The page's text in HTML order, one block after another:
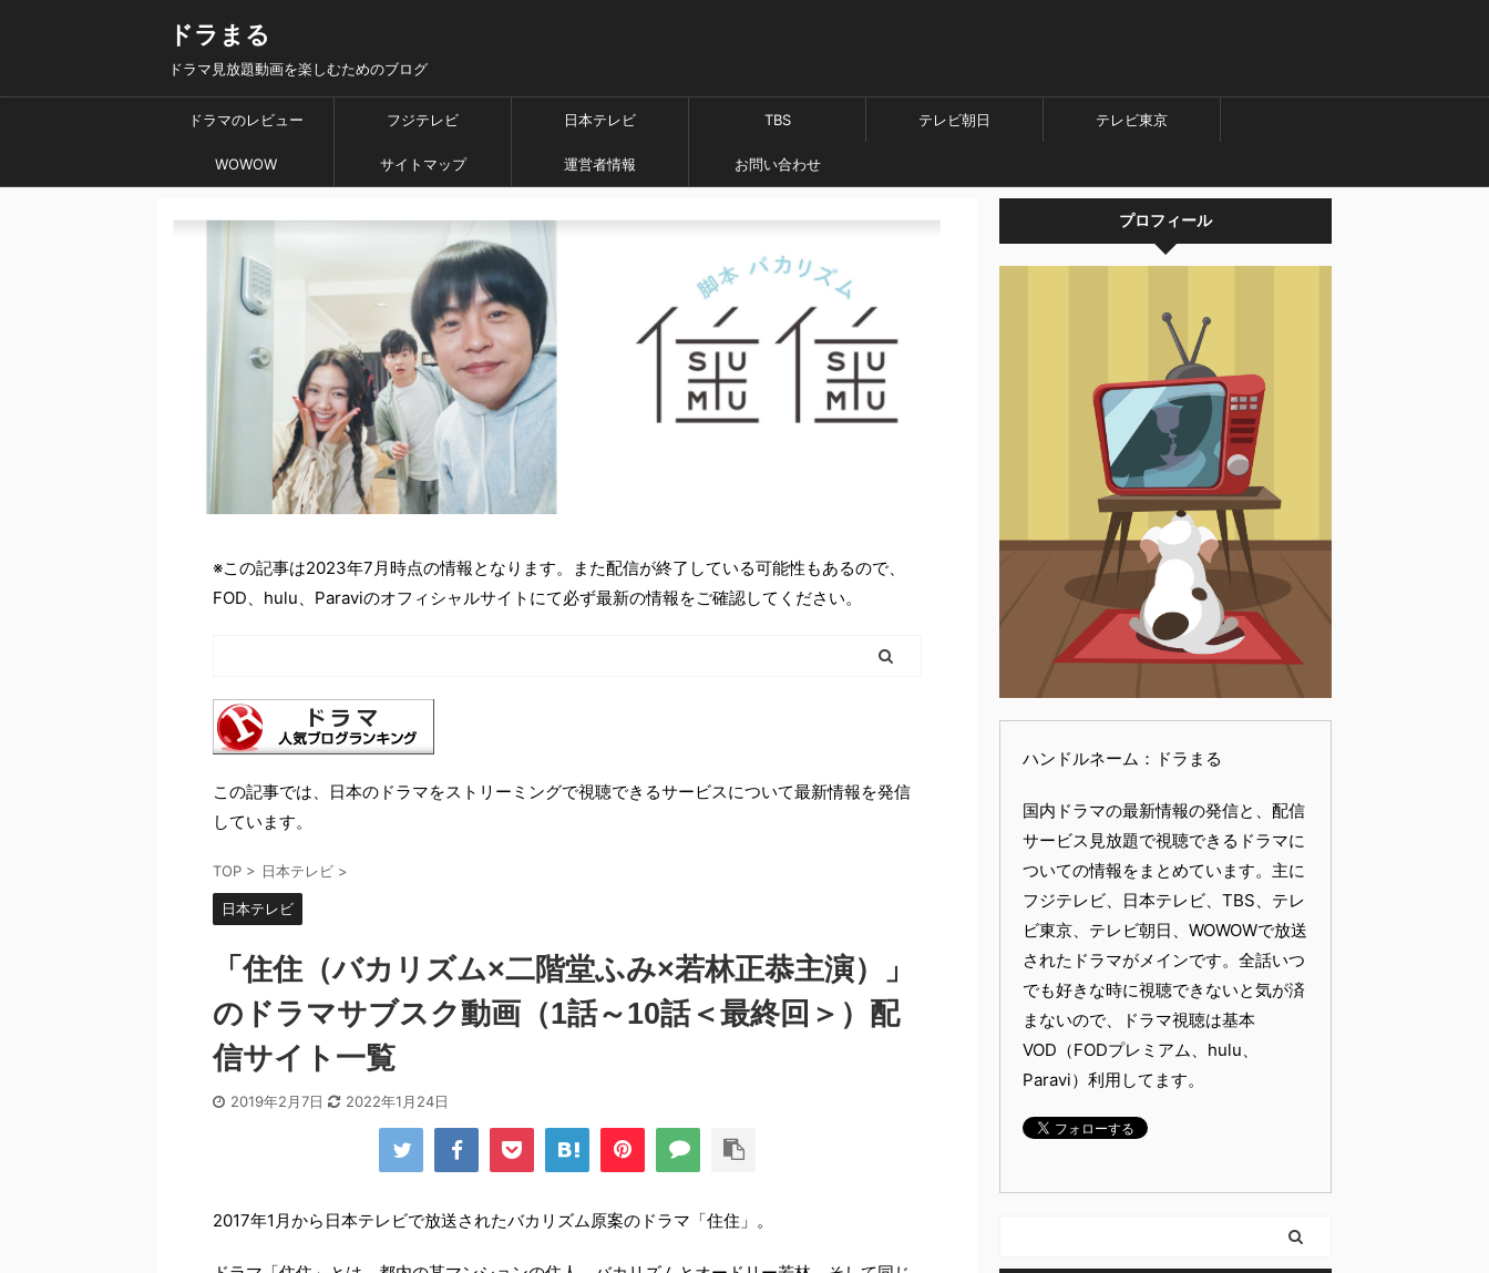
ドラまる
ドラマ見放題動画を楽しむためのブログ
ドラマのレビュー フジテレビ 日本テレビ TBS テレビ朝日 テレビ東京
WOWOW サイトマップ 運営者情報 お問い合わせ
※この記事は2023年7月時点の情報となります。また配信が終了している可能性もあるので、
FOD、hulu、Paraviのオフィシャルサイトにて必ず最新の情報をご確認してください。
この記事では、日本のドラマをストリーミングで視聴できるサービスについて最新情報を発信
しています。
TOP > 日本テレビ >
日本テレビ
「住住（バカリズム×二階堂ふみ×若林正恭主演）」
のドラマサブスク動画（1話～10話＜最終回＞）配
信サイト一覧
2019年2月7日 2022年1月24日
2017年1月から日本テレビで放送されたバカリズム原案のドラマ「住住」。
プロフィール
ハンドルネーム：ドラまる
国内ドラマの最新情報の発信と、配信
サービス見放題で視聴できるドラマに
ついての情報をまとめています。主に
フジテレビ、日本テレビ、TBS、テレ
ビ東京、テレビ朝日、WOWOWで放送
されたドラマがメインです。全話いつ
でも好きな時に視聴できないと気が済
まないので、ドラマ視聴は基本
VOD（FODプレミアム、hulu、
Paravi）利用してます。